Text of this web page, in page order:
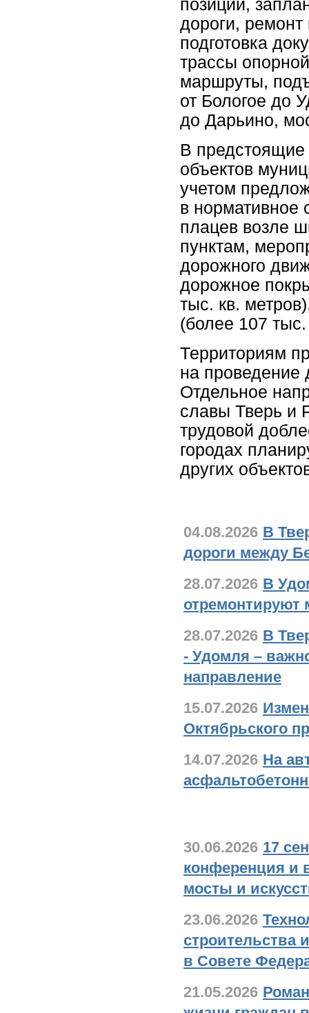
позиций,
дороги,
подготовка
трассы
маршруты,
от Бологое до
до Дарьино,
В предстоящие
объектов
учетом
в нормативное
плацев возле
пунктам,
дорожного
дорожное
тыс. кв.
(более 107
Территориям
на проведение
Отдельное
славы Тверь и
трудовой
городах
других
04.08.2026 В
дороги между
28.07.2026 В
отремонтируют
28.07.2026 В
- Удомля –
направление
15.07.2026
Октябрьского
14.07.2026 На
30.06.2026 17
конференция и
мосты и
23.06.2026
строительства
в Совете
21.05.2026